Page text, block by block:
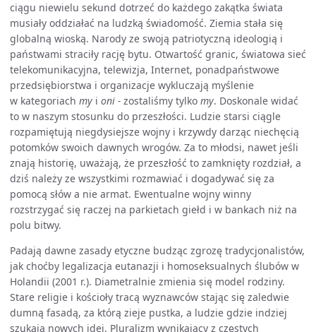
ciągu niewielu sekund dotrzeć do każdego zakątka świata
musiały oddziałać na ludzką świadomość. Ziemia stała się
globalną wioską. Narody ze swoją patriotyczną ideologią i
państwami straciły rację bytu. Otwartość granic, światowa sieć
telekomunikacyjna, telewizja, Internet, ponadpaństwowe
przedsiębiorstwa i organizacje wykluczają myślenie
w kategoriach my i oni - zostaliśmy tylko my. Doskonale widać
to w naszym stosunku do przeszłości. Ludzie starsi ciągle
rozpamiętują niegdysiejsze wojny i krzywdy darząc niechęcią
potomków swoich dawnych wrogów. Za to młodsi, nawet jeśli
znają historię, uważają, że przeszłość to zamknięty rozdział, a
dziś należy ze wszystkimi rozmawiać i dogadywać się za
pomocą słów a nie armat. Ewentualne wojny winny
rozstrzygać się raczej na parkietach giełd i w bankach niż na
polu bitwy.
Padają dawne zasady etyczne budząc zgrozę tradycjonalistów,
jak choćby legalizacja eutanazji i homoseksualnych ślubów w
Holandii (2001 r.). Diametralnie zmienia się model rodziny.
Stare religie i kościoły tracą wyznawców stając się zaledwie
dumną fasadą, za którą zieje pustka, a ludzie gdzie indziej
szukają nowych idei. Pluralizm wynikający z częstych